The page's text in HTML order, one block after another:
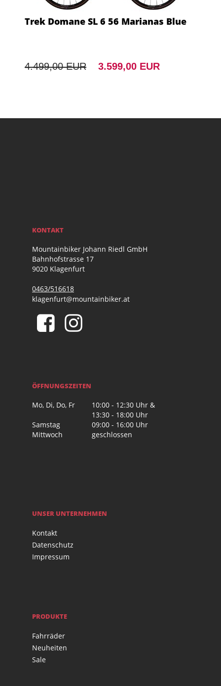
Trek Domane SL 6 56 Marianas Blue
4.499,00 EUR 3.599,00 EUR
KONTAKT
Mountainbiker Johann Riedl GmbH
Bahnhofstrasse 17
9020 Klagenfurt
0463/516618
klagenfurt@mountainbiker.at
ÖFFNUNGSZEITEN
Mo, Di, Do, Fr
10:00 - 12:30 Uhr &
13:30 - 18:00 Uhr
Samstag
09:00 - 16:00 Uhr
Mittwoch
geschlossen
UNSER UNTERNEHMEN
Kontakt
Datenschutz
Impressum
PRODUKTE
Fahrräder
Neuheiten
Sale